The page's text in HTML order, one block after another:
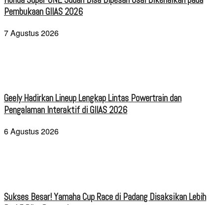
Pembukaan GIIAS 2026
7 Agustus 2026
Geely Hadirkan Lineup Lengkap Lintas Powertrain dan
Pengalaman Interaktif di GIIAS 2026
6 Agustus 2026
Sukses Besar! Yamaha Cup Race di Padang Disaksikan Lebih